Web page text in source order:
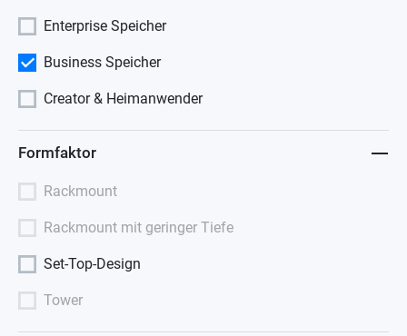
Enterprise Speicher
Business Speicher
Creator & Heimanwender
Formfaktor
Rackmount
Rackmount mit geringer Tiefe
Set-Top-Design
Tower